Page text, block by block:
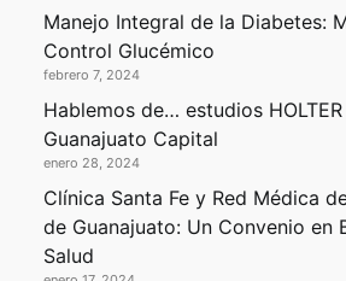
Manejo Integral de la Diabetes:
Control Glucémico
febrero 7, 2024
Hablemos de… estudios
Guanajuato Capital
enero 28, 2024
Clínica Santa Fe y Red Médica
de Guanajuato: Un Convenio en
Salud